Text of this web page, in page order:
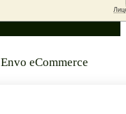
Envo eCommerce